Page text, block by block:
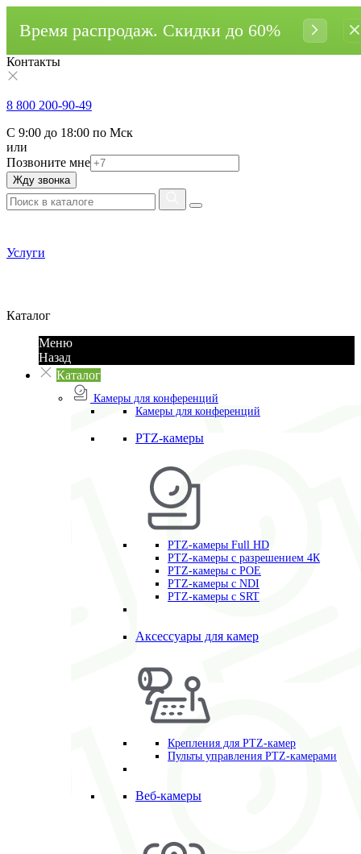
Время распродаж. Cкидки до 60%
Контакты
8 800 200-90-49
С 9:00 до 18:00 по Мск
или
Позвоните мне
Жду звонка
Услуги
Каталог
Меню
Назад
Каталог
Камеры для конференций
Камеры для конференций
PTZ-камеры
PTZ-камеры Full HD
PTZ-камеры с разрешением 4К
PTZ-камеры с POE
PTZ-камеры c NDI
PTZ-камеры с SRT
Аксессуары для камер
Крепления для PTZ-камер
Пульты управления PTZ-камерами
Веб-камеры